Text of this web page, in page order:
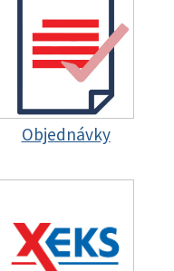
Objednávky